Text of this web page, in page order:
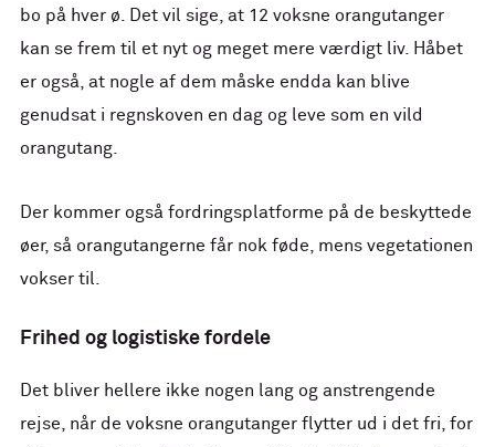
bo på hver ø. Det vil sige, at 12 voksne orangutanger
kan se frem til et nyt og meget mere værdigt liv. Håbet
er også, at nogle af dem måske endda kan blive
genudsat i regnskoven en dag og leve som en vild
orangutang.
Der kommer også fordringsplatforme på de beskyttede
øer, så orangutangerne får nok føde, mens vegetationen
vokser til.
Frihed og logistiske fordele
Det bliver hellere ikke nogen lang og anstrengende
rejse, når de voksne orangutanger flytter ud i det fri, for